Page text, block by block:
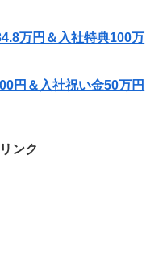
万円＆入社特典100万
円＆入社祝い金50万円
ンク